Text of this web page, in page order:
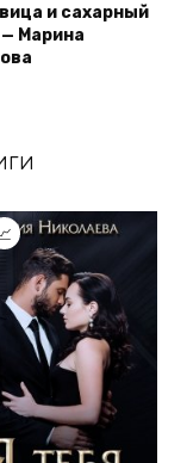
и сахарный
Марина